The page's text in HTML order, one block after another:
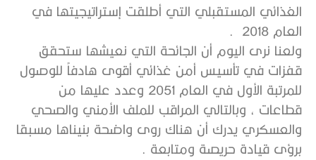
الغذائي المستقبلي التي أطلقت إستراتيجيتها في
العام 2018 .
ولعنا نرى اليوم أن الجائحة التي نعيشها ستحقق
قفزات في تأسيس أمن غذائي أقوى هادفاً للوصول
للمرتبة الأول في العام 2051 وعدد عليها من
قطاعات ، وبالتالي المراقب للملف الأمني والصحي
والعسكري يدرك أن هناك روى واضحة بنيناها مسبقا
برؤى قيادة حريصة ومتابعة .